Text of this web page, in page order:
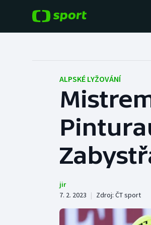
Hokej
Tenis
Atletika
ALPSKÉ LYŽOVÁNÍ
jir
7. 2. 2023 | Zdroj: ČT sport